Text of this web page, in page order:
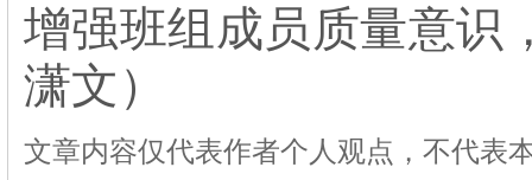
增强班组成员质量意识
潇文）
文章内容仅代表作者个人观点，不代表